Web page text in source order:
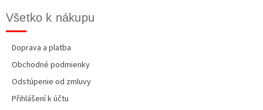
Všetko k nákupu
Doprava a platba
Obchodné podmienky
Odstúpenie od zmluvy
Přihlášení k účtu